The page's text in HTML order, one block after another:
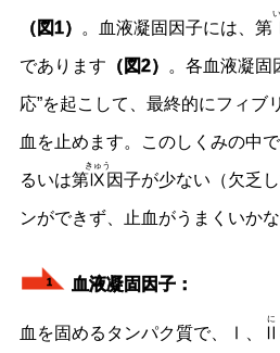
（図1） 。血液凝固因子には、第
であります （図2） 。各血液凝固
応”を起こして、最終的にフィブ
血を止めます。このしくみの中
るいは第Ⅸ
きゅう
因子が少ない（欠乏
ンができず、止血がうまくいか
1 血液凝固因子：
血を固めるタンパク質で、Ⅰ、 Ⅱ
に